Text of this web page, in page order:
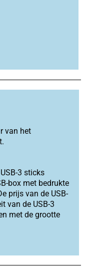
van het
3 sticks
box met bedrukte
prijs van de USB-
van de USB-3
met de grootte